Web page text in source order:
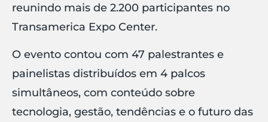
reunindo mais de 2.200 participantes no
Transamerica Expo Center.
O evento contou com 47 palestrantes e
painelistas distribuídos em 4 palcos
simultâneos, com conteúdo sobre
tecnologia, gestão, tendências e o futuro das